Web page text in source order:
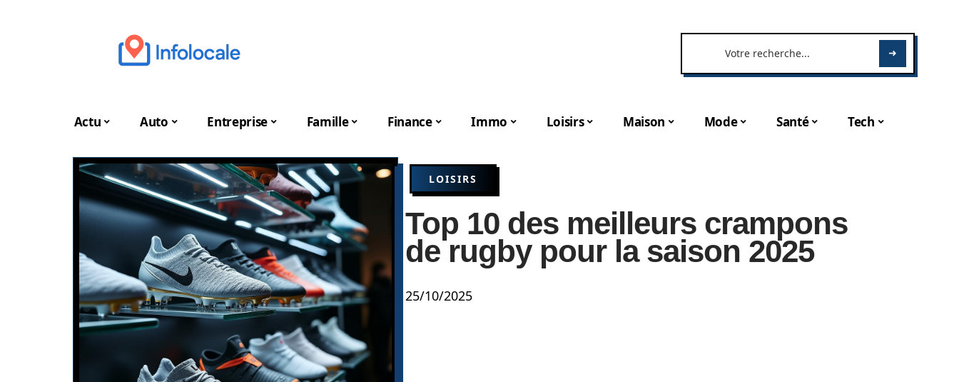
Actu Auto Entreprise Famille Finance Immo Loisirs Maison Mode Santé Tech
LOISIRS
Top 10 des meilleurs crampons
de rugby pour la saison 2025
25/10/2025